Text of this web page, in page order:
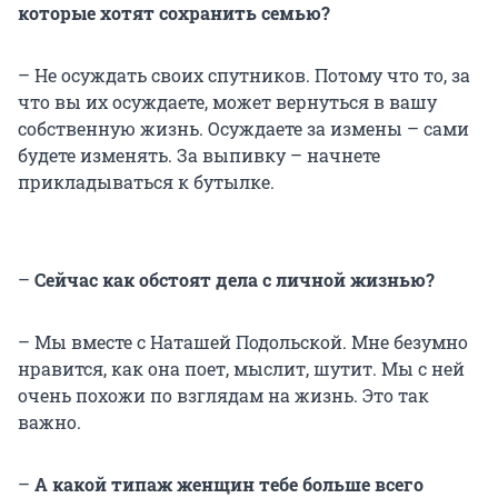
которые хотят сохранить семью?
– Не осуждать своих спутников. Потому что то, за
что вы их осуждаете, может вернуться в вашу
собственную жизнь. Осуждаете за измены – сами
будете изменять. За выпивку – начнете
прикладываться к бутылке.
– Сейчас как обстоят дела с личной жизнью?
– Мы вместе с Наташей Подольской. Мне безумно
нравится, как она поет, мыслит, шутит. Мы с ней
очень похожи по взглядам на жизнь. Это так
важно.
– А какой типаж женщин тебе больше всего